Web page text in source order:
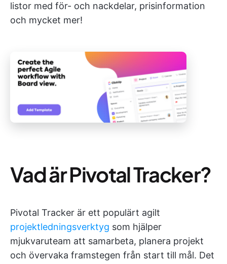
listor med för- och nackdelar, prisinformation
och mycket mer!
Vad är Pivotal Tracker?
Pivotal Tracker är ett populärt agilt
projektledningsverktyg som hjälper
mjukvaruteam att samarbeta, planera projekt
och övervaka framstegen från start till mål. Det